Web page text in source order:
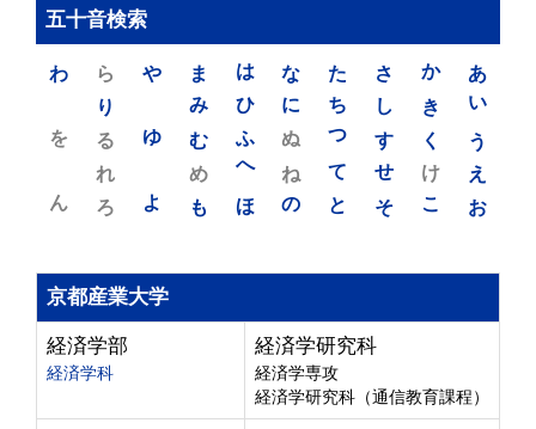
五十音検索
あ
い
う
え
お
か
き
く
け
こ
さ
し
す
せ
そ
た
ち
つ
て
と
な
に
ぬ
ね
の
は
ひ
ふ
へ
ほ
ま
み
む
め
も
や
ゆ
よ
ら
り
る
れ
ろ
わ
を
ん
京都産業大学
経済学部
経済学科
経済学研究科
経済学専攻
経済学研究科（通信教育課程）